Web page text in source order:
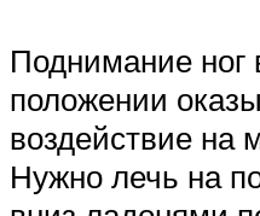
Поднимание ног
положении
воздействие
Нужно лечь на